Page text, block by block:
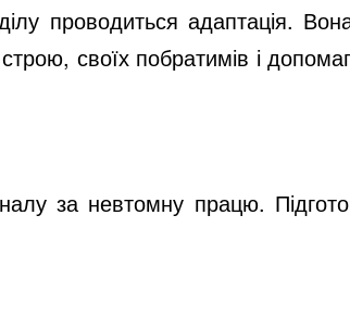
проводиться адаптація.
своїх побратимів і
за невтомну працю.